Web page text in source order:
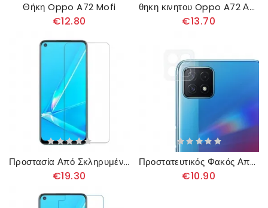
Θήκη Oppo A72 Mofi
€12.80
θηκη κινητου Oppo A72 Ανθεκτικό Στον Δακτύλιο
€13.70
Προστασία Από Σκληρυμένο Γυαλί Arc Edge (0.3 Mm) Για Την Οθόνη Oppo A72
€19.30
Προστατευτικός Φακός Από Γυαλί Για Oppo A72 5G
€10.90